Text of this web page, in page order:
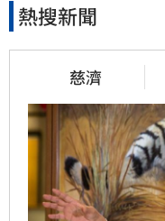
熱搜新聞
慈濟